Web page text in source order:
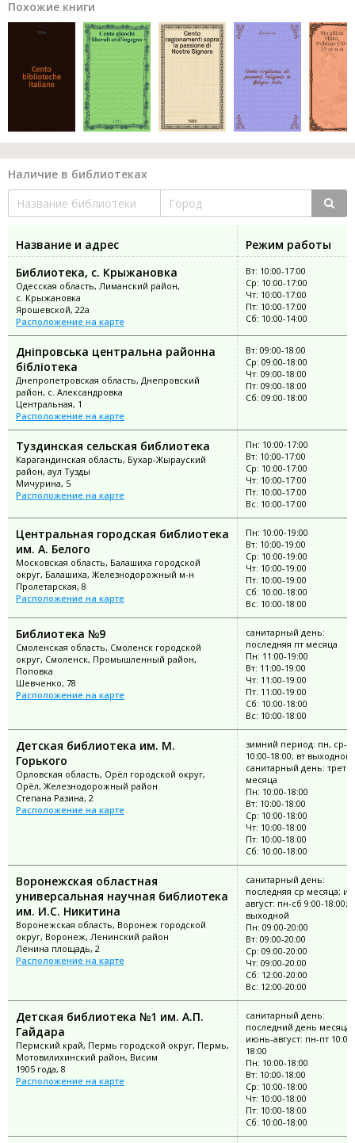
Похожие книги
Наличие в библиотеках
Название и адрес
Режим работы
Библиотека, с. Крыжановка
Одесская область, Лиманский район,
с. Крыжановка
Ярошевской, 22а
Расположение на карте
Вт: 10:00-17:00
Ср: 10:00-17:00
Чт: 10:00-17:00
Пт: 10:00-17:00
Сб: 10:00-14:00
Дніпровська центральна районна
бібліотека
Днепропетровская область, Днепровский
район, с. Александровка
Центральная, 1
Расположение на карте
Вт: 09:00-18:00
Ср: 09:00-18:00
Чт: 09:00-18:00
Пт: 09:00-18:00
Сб: 09:00-18:00
Туздинская сельская библиотека
Карагандинская область, Бухар-Жырауский
район, аул Тузды
Мичурина, 5
Расположение на карте
Пн: 10:00-17:00
Вт: 10:00-17:00
Ср: 10:00-17:00
Чт: 10:00-17:00
Пт: 10:00-17:00
Вс: 10:00-17:00
Центральная городская библиотека
им. А. Белого
Московская область, Балашиха городской
округ, Балашиха, Железнодорожный м-н
Пролетарская, 8
Расположение на карте
Пн: 10:00-19:00
Вт: 10:00-19:00
Ср: 10:00-19:00
Чт: 10:00-19:00
Пт: 10:00-19:00
Сб: 10:00-18:00
Вс: 10:00-18:00
Библиотека №9
Смоленская область, Смоленск городской
округ, Смоленск, Промышленный район,
Поповка
Шевченко, 78
Расположение на карте
санитарный день:
последняя пт месяца
Пн: 11:00-19:00
Вт: 11:00-19:00
Чт: 11:00-19:00
Пт: 11:00-19:00
Сб: 10:00-18:00
Вс: 10:00-18:00
Детская библиотека им. М.
Горького
Орловская область, Орёл городской округ,
Орёл, Железнодорожный район
Степана Разина, 2
Расположение на карте
зимний период: пн, ср-
10:00-18:00; вт выходной;
санитарный день:
месяца
Пн: 10:00-18:00
Вт: 10:00-18:00
Ср: 10:00-18:00
Чт: 10:00-18:00
Пт: 10:00-18:00
Сб: 10:00-18:00
Воронежская областная
универсальная научная библиотека
им. И.С. Никитина
Воронежская область, Воронеж городской
округ, Воронеж, Ленинский район
Ленина площадь, 2
Расположение на карте
санитарный день:
последняя ср месяца;
август: пн-сб 9:00-18:00;
выходной
Пн: 09:00-20:00
Вт: 09:00-20:00
Ср: 09:00-20:00
Чт: 09:00-20:00
Сб: 12:00-20:00
Вс: 12:00-20:00
Детская библиотека №1 им. А.П.
Гайдара
Пермский край, Пермь городской округ, Пермь,
Мотовилихинский район, Висим
1905 года, 8
Расположение на карте
санитарный день:
последний день месяца;
июнь-август: пн-пт 10:00-
18:00
Пн: 10:00-18:00
Вт: 10:00-18:00
Ср: 10:00-18:00
Чт: 10:00-18:00
Пт: 10:00-18:00
Сб: 10:00-18:00